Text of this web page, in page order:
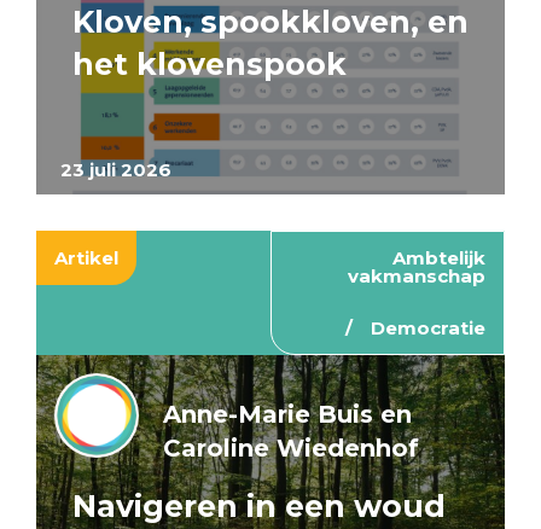
23 juli 2026
Kloven, spookkloven, en
het klovenspook
Artikel Ambtelijk
vakmanschap
Democratie
Anne-Marie Buis en
Caroline Wiedenhof
Navigeren in een woud